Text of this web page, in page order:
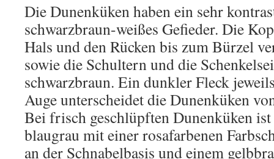
Die Dunenküken haben ein sehr
schwarzbraun-weißes Gefieder. Die
Hals und den Rücken bis zum Bürzel
sowie die Schultern und die
schwarzbraun. Ein dunkler Fleck
Auge unterscheidet die Dunenküken
Bei frisch geschlüpften Dunenküken ist
blaugrau mit einer rosafarbenen
an der Schnabelbasis und einem